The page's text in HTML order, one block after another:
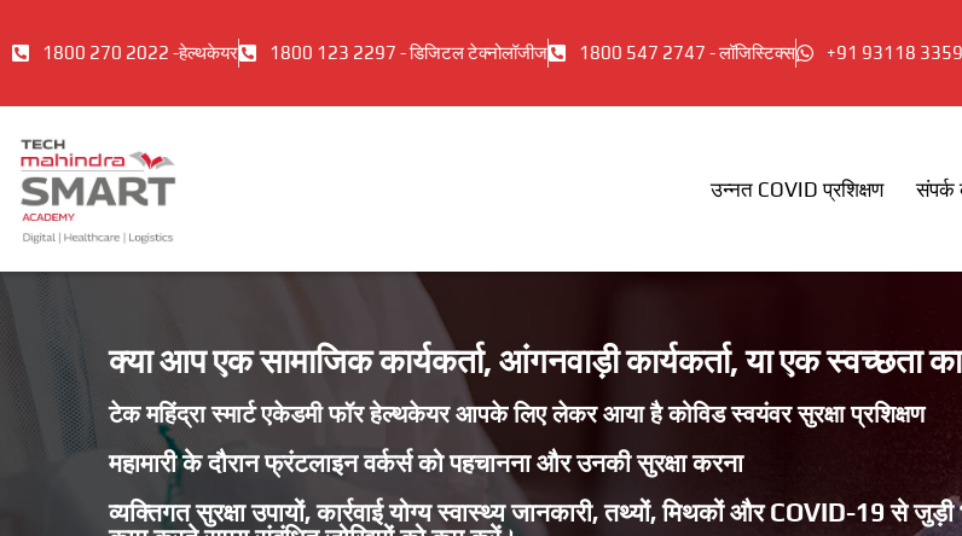
1800 270 2022 -हेल्थकेयर 1800 123 2297 - डिजिटल टेक्नोलॉजीज 1800 547 2747 - लॉजिस्टिक्स +91 93118
उन्नत COVID प्रशिक्षण
क्या आप एक सामाजिक कार्यकर्ता, आंगनवाड़ी कार्यकर्ता, या एक स्वच्छता
टेक महिंद्रा स्मार्ट एकेडमी फॉर हेल्थकेयर आपके लिए लेकर आया है कोविड स्वयंवर सुरक्षा प्रशिक्षण
महामारी के दौरान फ्रंटलाइन वर्कर्स को पहचानना और उनकी सुरक्षा करना
व्यक्तिगत सुरक्षा उपायों, कार्रवाई योग्य स्वास्थ्य जानकारी, तथ्यों, मिथकों और COVID-19 से